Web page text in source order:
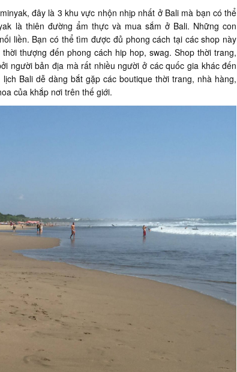
đây là 3 khu vực nhộn nhịp nhất ở Bali mà bạn có thể
là thiên đường ẩm thực và mua sắm ở Bali. Những con
liền. Bạn có thể tìm được đủ phong cách tại các shop này
thượng đến phong cách hip hop, swag. Shop thời trang,
người bản địa mà rất nhiều người ở các quốc gia khác đến
Bali dễ dàng bắt gặp các boutique thời trang, nhà hàng,
của khắp nơi trên thế giới.